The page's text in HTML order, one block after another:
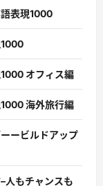
語表現1000
1000
オフィス編
海外旅行編
ービルドアップ
人もチャンスも